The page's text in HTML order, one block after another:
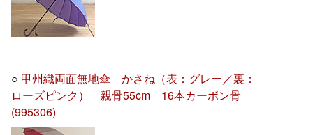
○ 甲州織両面無地傘 かさね（表：グレー／裏：
ローズピンク） 親骨55cm 16本カーボン骨
(995306)